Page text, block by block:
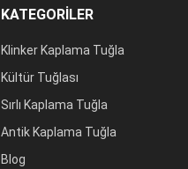
KATEGORİLER
Klinker Kaplama Tuğla
Kültür Tuğlası
Sırlı Kaplama Tuğla
Antik Kaplama Tuğla
Blog